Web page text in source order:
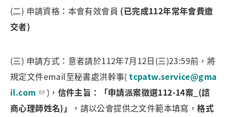
登入 申請入會
搜尋
(二) 申請資格：本會有效會員 (已完成112年常年會費繳
交者)
(三) 申請方式：意者請於112年7月12日(三)23:59前，將
規定文件email至秘書處洪幹事( tcpatw.service@gma
il.com
)， 信件主旨：「申請派案徵選112-14案_(諮
商心理師姓名)」
，請以公會提供之文件範本填寫，格式